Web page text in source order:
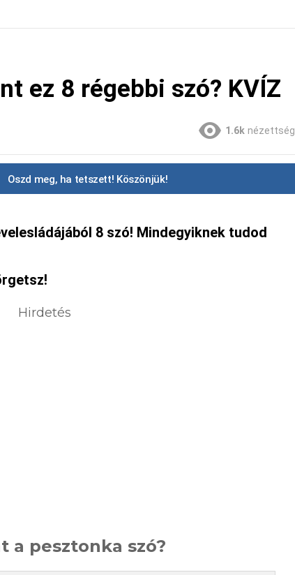
ez 8 régebbi szó? KVÍZ
1.6k nézettség
Oszd meg, ha tetszett! Köszönjük!
8 szó! Mindegyiknek tudod
Hirdetés
a pesztonka szó?